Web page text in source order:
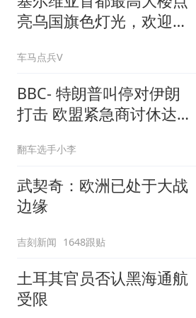
亮乌国旗色灯光，欢迎泽
车马点兵V
BBC- 特朗普叫停对伊朗
打击 欧盟紧急商讨休达移
翻车选手小李
武契奇：欧洲已处于大战
边缘
吉刻新闻 1648跟贴
土耳其官员否认黑海通航
受限